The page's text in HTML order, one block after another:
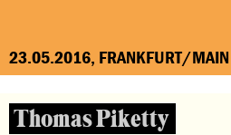
23.05.2016, FRANKFURT/MAIN
Thomas Piketty